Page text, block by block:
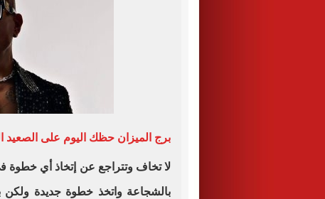
برج الميزان حظك اليوم على الصعيد
لا تخاف وتتراجع عن إتخاذ أي
بالشجاعة واتخذ خطوة جديدة ولكن